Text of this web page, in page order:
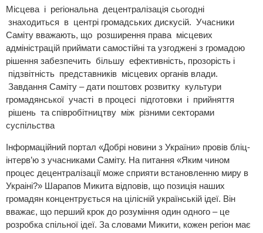
Місцева і регіональна децентралізація сьогодні
знаходиться в центрі громадських дискусій. Учасники
Саміту вважають, що розширення права місцевих
адміністрацій приймати самостійні та узгоджені з громадою
рішення забезпечить більшу ефективність, прозорість і
підзвітність представників місцевих органів влади.
Завдання Саміту – дати поштовх розвитку культури
громадянської участі в процесі підготовки і прийняття
рішень та співробітництву між різними секторами
суспільства
Інформаційний портал «Добрі новини з України» провів бліц-
інтерв’ю з учасниками Саміту. На питання «Яким чином
процес децентралiзацiї може сприяти встановленню миру в
Украiнi?» Шарапов Микита відповів, що позиція наших
громадян концентрується на цілісній українській ідеї. Він
вважає, що перший крок до розуміння один одного – це
розробка спільної ідеї. За словами Микити, кожен регіон має